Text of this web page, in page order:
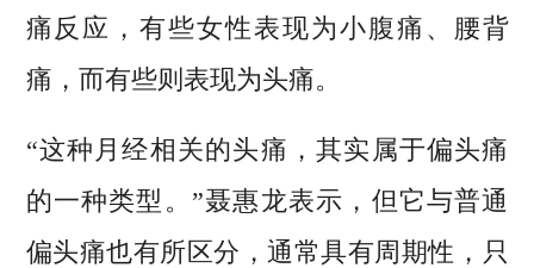
痛反应，有些女性表现为小腹痛、腰背
痛，而有些则表现为头痛。
“这种月经相关的头痛，其实属于偏头痛
的一种类型。”聂惠龙表示，但它与普通
偏头痛也有所区分，通常具有周期性，只